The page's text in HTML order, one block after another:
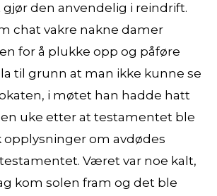
den anvendelig i reindrift.
chat vakre nakne damer
for å plukke opp og påføre
til grunn at man ikke kunne se
i møtet han hadde hatt
uke etter at testamentet ble
om avdødes
Været var noe kalt,
kom solen fram og det ble